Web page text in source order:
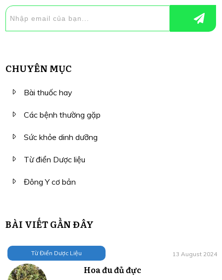
CHUYÊN MỤC
Bài thuốc hay
Các bệnh thường gặp
Sức khỏe dinh dưỡng
Từ điển Dược liệu
Đông Y cơ bản
BÀI VIẾT GẦN ĐÂY
Từ Điển Dược Liệu 13 August 2024
Hoa đu đủ đực